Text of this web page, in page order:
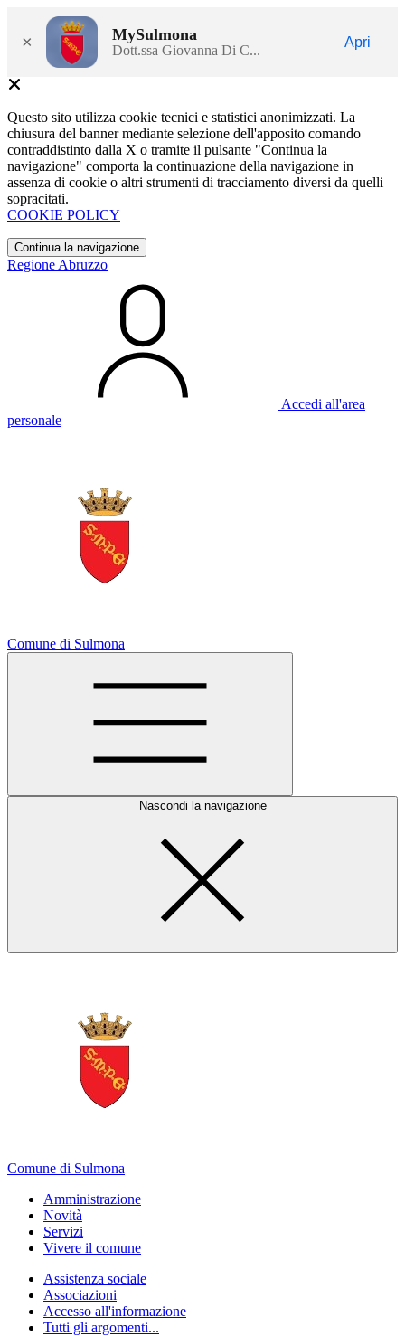
× MySulmona
Dott.ssa Giovanna Di C...
Apri
Questo sito utilizza cookie tecnici e statistici anonimizzati. La
chiusura del banner mediante selezione dell'apposito comando
contraddistinto dalla X o tramite il pulsante "Continua la
navigazione" comporta la continuazione della navigazione in
assenza di cookie o altri strumenti di tracciamento diversi da quelli
sopracitati.
COOKIE POLICY
Continua la navigazione
Regione Abruzzo
Accedi all'area
personale
Comune di Sulmona
Nascondi la navigazione
Comune di Sulmona
Amministrazione
Novità
Servizi
Vivere il comune
Assistenza sociale
Associazioni
Accesso all'informazione
Tutti gli argomenti...